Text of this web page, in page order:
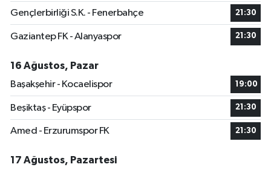
Gençlerbirliği S.K. - Fenerbahçe 21:30
Gaziantep FK - Alanyaspor 21:30
16 Ağustos, Pazar
Başakşehir - Kocaelispor
19:00
Beşiktaş - Eyüpspor 21:30
Amed - Erzurumspor FK 21:30
17 Ağustos, Pazartesi